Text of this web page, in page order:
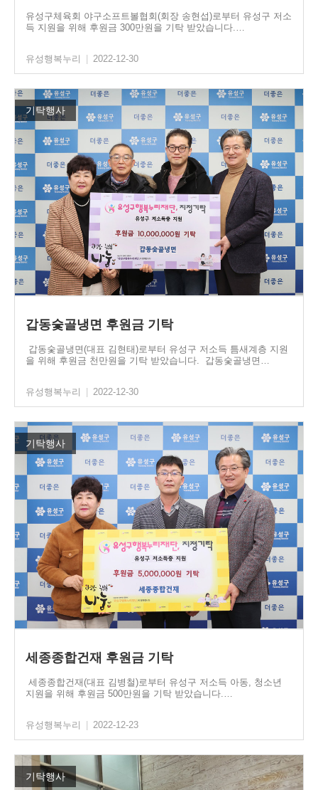
유성구체육회 야구소프트볼협회(회장 송현섭)로부터 유성구 저소
득 지원을 위해 후원금 300만원을 기탁 받았습니다.…
유성행복누리 2022-12-30
기탁행사
갑동숯골냉면 후원금 기탁
갑동숯골냉면(대표 김현태)로부터 유성구 저소득 틈새계층 지원
을 위해 후원금 천만원을 기탁 받았습니다. 갑동숯골냉면…
유성행복누리 2022-12-30
기탁행사
세종종합건재 후원금 기탁
세종종합건재(대표 김병철)로부터 유성구 저소득 아동, 청소년
지원을 위해 후원금 500만원을 기탁 받았습니다.…
유성행복누리 2022-12-23
기탁행사